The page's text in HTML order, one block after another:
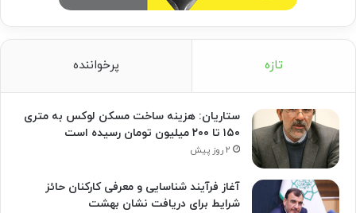
تازه پرخواننده
ستاریان: هزینه ساخت مسکن لوکس به متری
۱۵۰ تا ۲۰۰ میلیون تومان رسیده است
۲ روز پیش
آغاز فرآیند شناسایی و معرفی کارکنان حائز
شرایط برای دریافت نشان بهشت